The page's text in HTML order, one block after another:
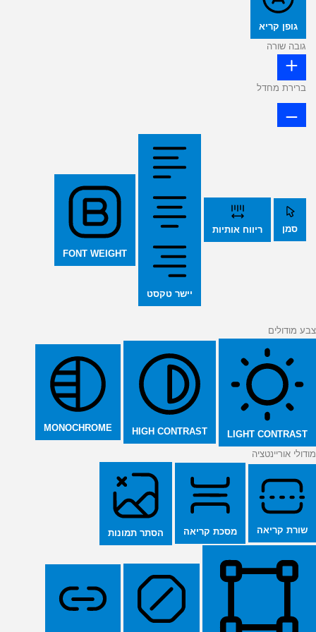
גופן קריא
גובה שורה
ברירת מחדל
סמן ריווח אותיות
יישר טקסט
FONT WEIGHT
צבע מודולים
LIGHT CONTRAST
HIGH CONTRAST
MONOCHROME
מודולי אוריינטציה
שורת קריאה מסכת קריאה הסתר תמונות